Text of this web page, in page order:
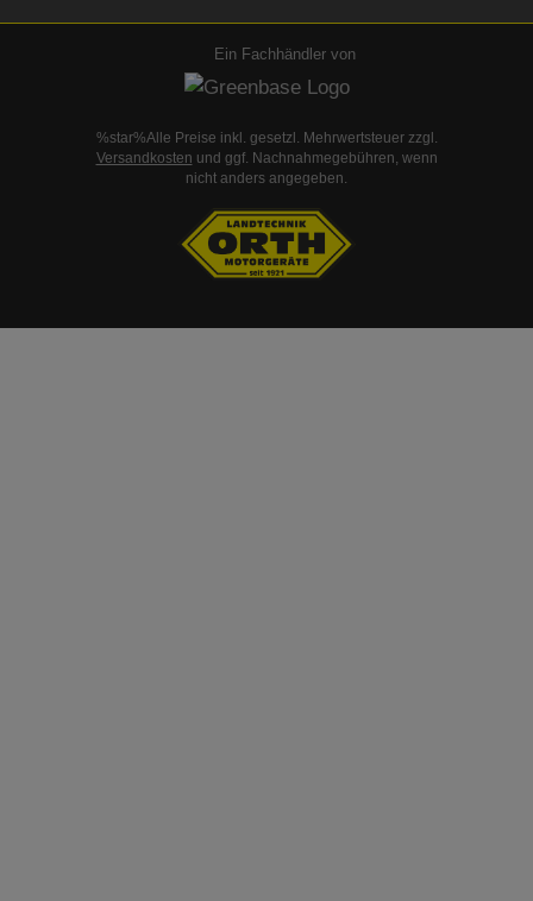
Ein Fachhändler von
%star%Alle Preise inkl. gesetzl. Mehrwertsteuer zzgl.
Versandkosten und ggf. Nachnahmegebühren, wenn
nicht anders angegeben.